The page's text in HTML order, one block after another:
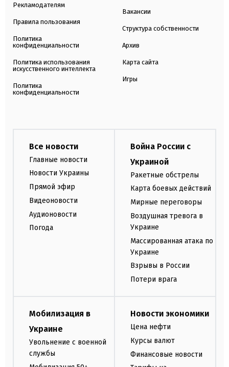
Рекламодателям
Правила пользования
Политика
конфиденциальности
Политика использования
искусственного интеллекта
Политика
конфиденциальности
Вакансии
Структура собственности
Архив
Карта сайта
Игры
Все новости
Главные новости
Новости Украины
Прямой эфир
Видеоновости
Аудионовости
Погода
Война России с
Украиной
Ракетные обстрелы
Карта боевых действий
Мирные переговоры
Воздушная тревога в
Украине
Массированная атака по
Украине
Взрывы в России
Потери врага
Мобилизация в
Украине
Увольнение с военной
службы
Новости экономики
Цена нефти
Курсы валют
Финансовые новости